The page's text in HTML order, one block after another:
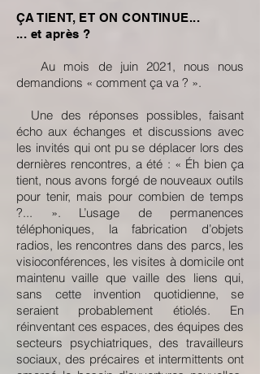
ÇA TIENT, ET ON CONTINUE...
... et après ?
Au mois de juin 2021, nous nous
demandions « comment ça va ? ».
Une des réponses possibles, faisant
écho aux échanges et discussions avec
les invités qui ont pu se déplacer lors des
dernières rencontres, a été : « Éh bien ça
tient, nous avons forgé de nouveaux outils
pour tenir, mais pour combien de temps
?... ». L’usage de permanences
téléphoniques, la fabrication d’objets
radios, les rencontres dans des parcs, les
visioconférences, les visites à domicile ont
maintenu vaille que vaille des liens qui,
sans cette invention quotidienne, se
seraient probablement étiolés. En
réinventant ces espaces, des équipes des
secteurs psychiatriques, des travailleurs
sociaux, des précaires et intermittents ont